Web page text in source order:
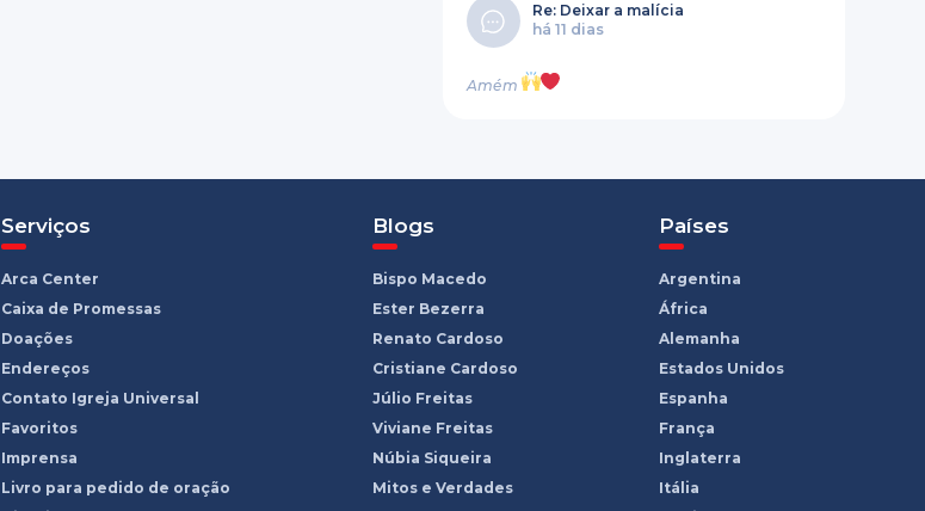
Re: Deixar a malícia
há 11 dias
Amém
Serviços
Arca Center
Caixa de Promessas
Doações
Endereços
Contato Igreja Universal
Favoritos
Imprensa
Livro para pedido de oração
Blogs
Bispo Macedo
Ester Bezerra
Renato Cardoso
Cristiane Cardoso
Júlio Freitas
Viviane Freitas
Núbia Siqueira
Mitos e Verdades
Países
Argentina
África
Alemanha
Estados Unidos
Espanha
França
Inglaterra
Itália